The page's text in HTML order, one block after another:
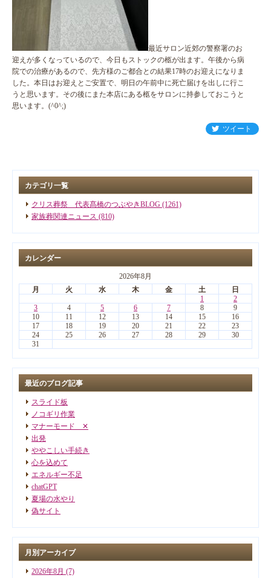
最近サロン近郊の警察署のお
迎えが多くなっているので、今日もストックの柩が出ます。午後から病
院での治療があるので、先方様のご都合との結果17時のお迎えになりま
した。本日はお迎えとご安置で、明日の午前中に死亡届けを出しに行こ
うと思います。その後にまた本店にある柩をサロンに持参しておこうと
思います。(^0^;)
ツイート
カテゴリ一覧
クリス葬祭 代表髙橋のつぶやきBLOG (1261)
家族葬関連ニュース (810)
カレンダー
2026年8月
月
火 水 木 金 土
日
1
2
3
4 5 6 7 8
9
10
11 12 13 14 15
16
17
18 19 20 21 22
23
24
25 26 27 28 29
30
31
最近のブログ記事
スライド板
ノコギリ作業
マナーモード ✕
出発
ややこしい手続き
心を込めて
エネルギー不足
chatGPT
夏場の水やり
偽サイト
月別アーカイブ
2026年8月 (7)